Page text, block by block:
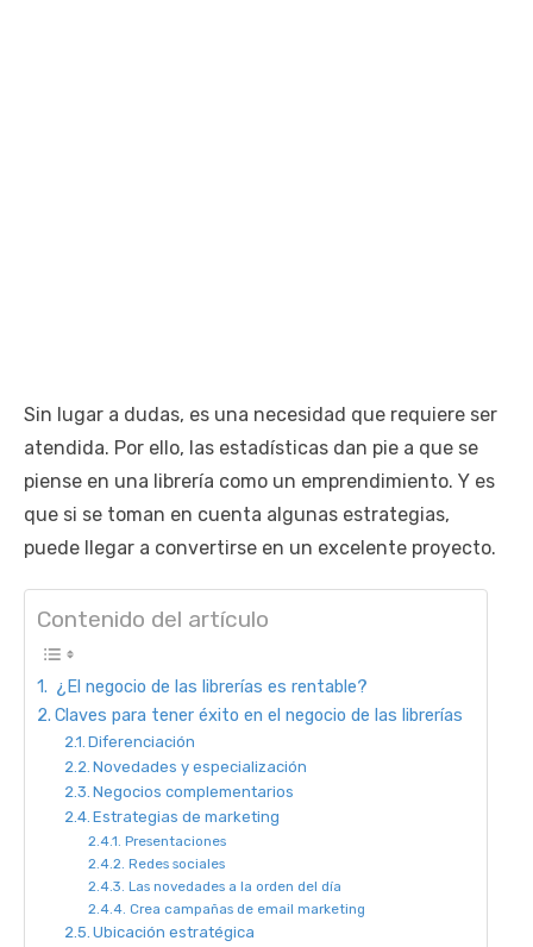
Sin lugar a dudas, es una necesidad que requiere ser
atendida. Por ello, las estadísticas dan pie a que se
piense en una librería como un emprendimiento. Y es
que si se toman en cuenta algunas estrategias,
puede llegar a convertirse en un excelente proyecto.
Contenido del artículo
¿El negocio de las librerías es rentable?
Claves para tener éxito en el negocio de las librerías
Diferenciación
Novedades y especialización
Negocios complementarios
Estrategias de marketing
Presentaciones
Redes sociales
Las novedades a la orden del día
Crea campañas de email marketing
Ubicación estratégica